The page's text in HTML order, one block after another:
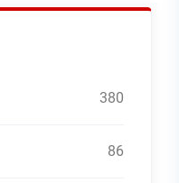
380
86